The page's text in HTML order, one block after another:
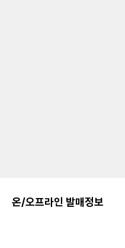
온/오프라인 발매정보